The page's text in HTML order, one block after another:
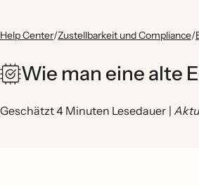
Help Center/Zustellbarkeit und Compliance/
Wie man eine alte
Geschätzt 4 Minuten Lesedauer |